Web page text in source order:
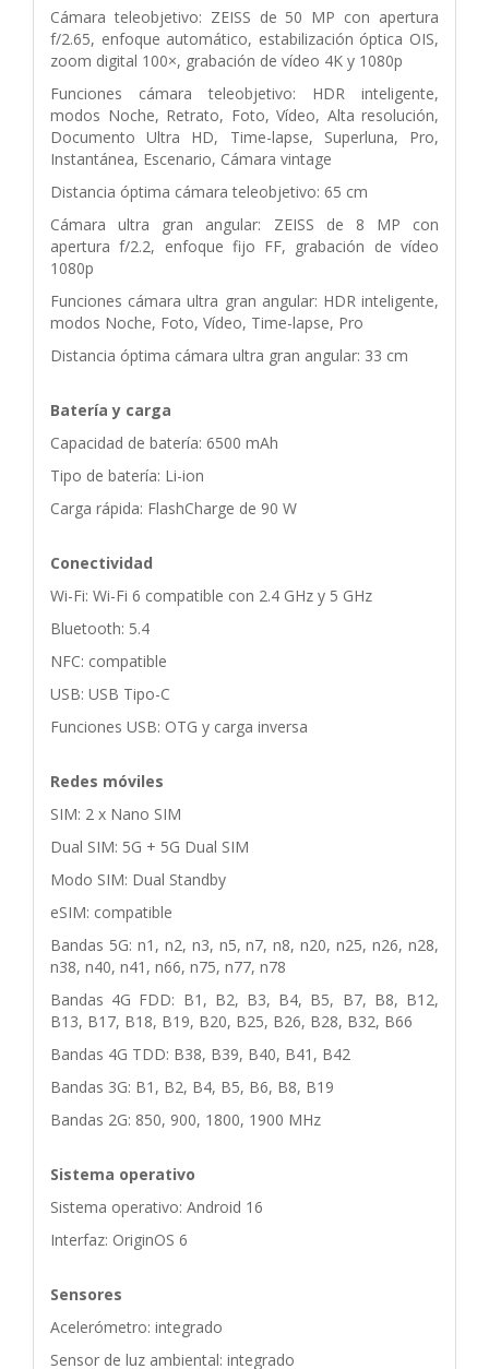
Cámara teleobjetivo: ZEISS de 50 MP con apertura
f/2.65, enfoque automático, estabilización óptica OIS,
zoom digital 100×, grabación de vídeo 4K y 1080p
Funciones cámara teleobjetivo: HDR inteligente,
modos Noche, Retrato, Foto, Vídeo, Alta resolución,
Documento Ultra HD, Time-lapse, Superluna, Pro,
Instantánea, Escenario, Cámara vintage
Distancia óptima cámara teleobjetivo: 65 cm
Cámara ultra gran angular: ZEISS de 8 MP con
apertura f/2.2, enfoque fijo FF, grabación de vídeo
1080p
Funciones cámara ultra gran angular: HDR inteligente,
modos Noche, Foto, Vídeo, Time-lapse, Pro
Distancia óptima cámara ultra gran angular: 33 cm
Batería y carga
Capacidad de batería: 6500 mAh
Tipo de batería: Li-ion
Carga rápida: FlashCharge de 90 W
Conectividad
Wi-Fi: Wi-Fi 6 compatible con 2.4 GHz y 5 GHz
Bluetooth: 5.4
NFC: compatible
USB: USB Tipo-C
Funciones USB: OTG y carga inversa
Redes móviles
SIM: 2 x Nano SIM
Dual SIM: 5G + 5G Dual SIM
Modo SIM: Dual Standby
eSIM: compatible
Bandas 5G: n1, n2, n3, n5, n7, n8, n20, n25, n26, n28,
n38, n40, n41, n66, n75, n77, n78
Bandas 4G FDD: B1, B2, B3, B4, B5, B7, B8, B12,
B13, B17, B18, B19, B20, B25, B26, B28, B32, B66
Bandas 4G TDD: B38, B39, B40, B41, B42
Bandas 3G: B1, B2, B4, B5, B6, B8, B19
Bandas 2G: 850, 900, 1800, 1900 MHz
Sistema operativo
Sistema operativo: Android 16
Interfaz: OriginOS 6
Sensores
Acelerómetro: integrado
Sensor de luz ambiental: integrado